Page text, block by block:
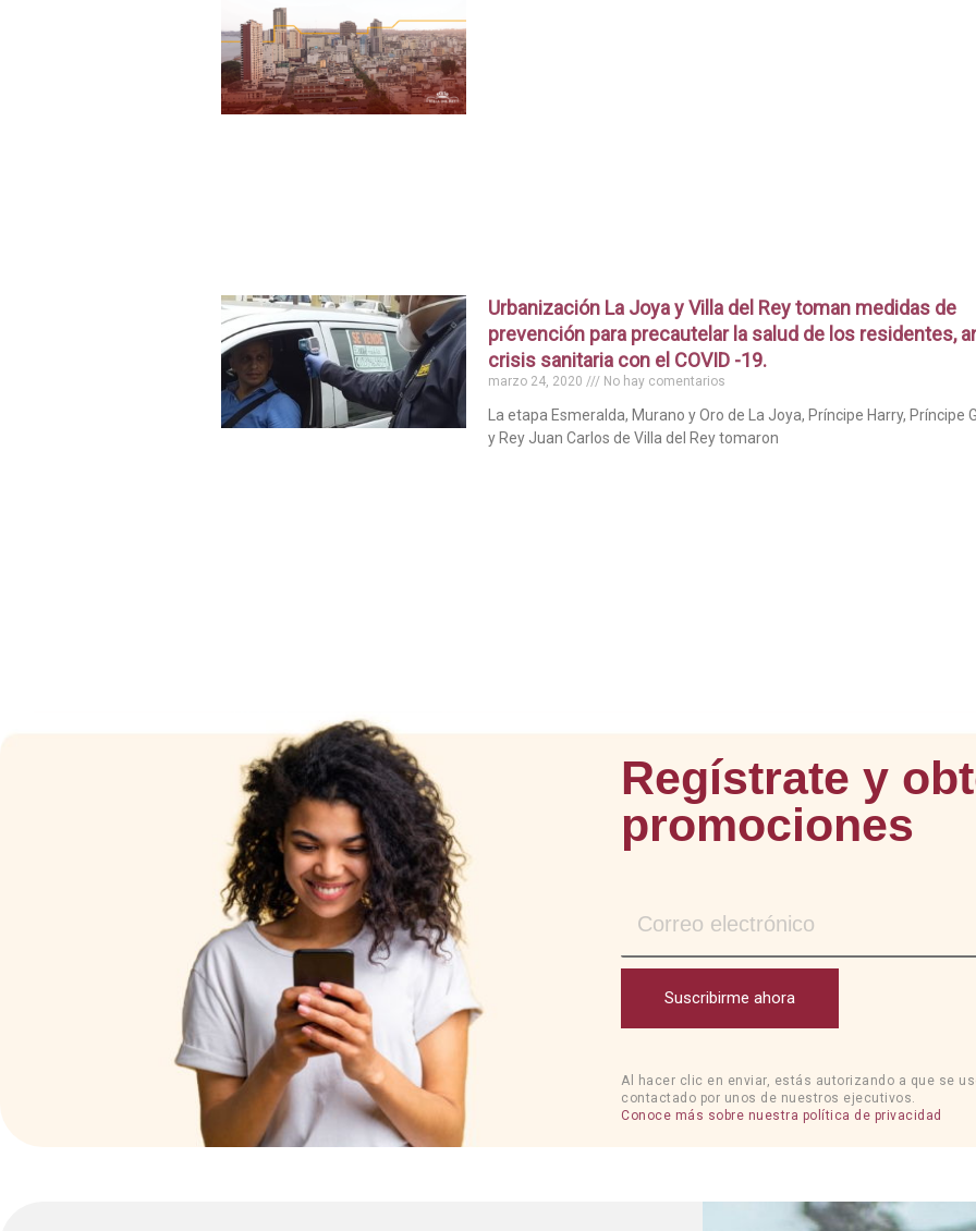
Urbanización La Joya y Villa del Rey toman medidas de
prevención para precautelar la salud de los residentes,
crisis sanitaria con el COVID -19.
marzo 24, 2020 No hay comentarios
La etapa Esmeralda, Murano y Oro de La Joya, Príncipe Harry, Príncipe
y Rey Juan Carlos de Villa del Rey tomaron
Regístrate y
promociones
Suscribirme ahora
Al hacer clic en enviar, estás autorizando a que se
contactado por unos de nuestros ejecutivos.
Conoce más sobre nuestra política de privacidad